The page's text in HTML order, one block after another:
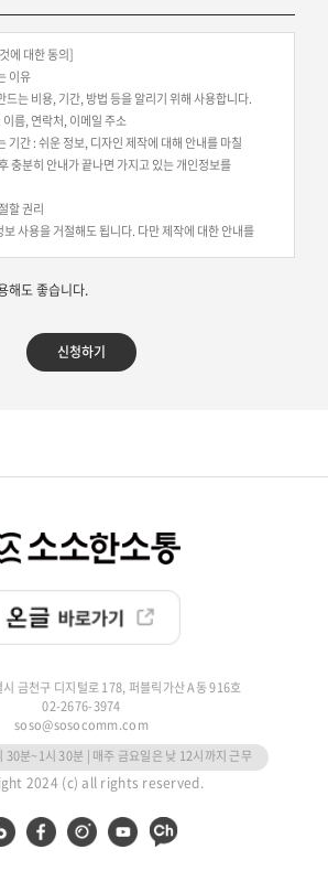
에 대한 동의]
이유
드는 비용, 기간, 방법 등을 알리기 위해 사용합니다.
름, 연락처, 이메일 주소
간 : 쉬운 정보, 디자인 제작에 대해 안내를 마칠
충분히 안내가 끝나면 가지고 있는 개인정보를
할 권리
사용을 거절해도 됩니다. 다만 제작에 대한 안내를
해도 좋습니다.
금천구 디지털로 178, 퍼블릭가산 A동 916호
02-2676-3974
soso@sosocomm.com
30분~1시 30분 | 매주 금요일은 낮 12시까지 근무
2024 (c) all rights reserved.